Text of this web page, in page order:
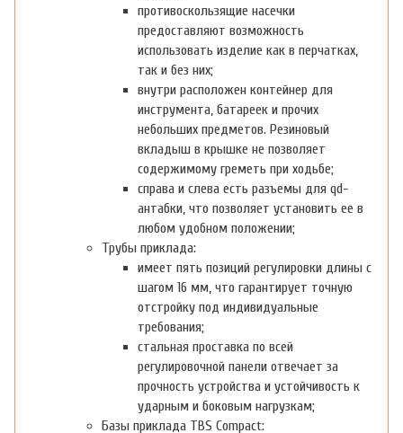
противоскользящие насечки
предоставляют возможность
использовать изделие как в перчатках,
так и без них;
внутри расположен контейнер для
инструмента, батареек и прочих
небольших предметов. Резиновый
вкладыш в крышке не позволяет
содержимому греметь при ходьбе;
справа и слева есть разъемы для qd-
антабки, что позволяет установить ее в
любом удобном положении;
Трубы приклада:
имеет пять позиций регулировки длины с
шагом 16 мм, что гарантирует точную
отстройку под индивидуальные
требования;
стальная проставка по всей
регулировочной панели отвечает за
прочность устройства и устойчивость к
ударным и боковым нагрузкам;
Базы приклада TBS Compact: